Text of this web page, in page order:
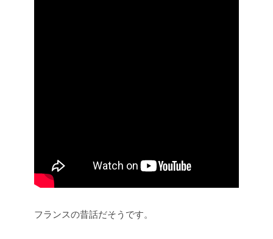
フランスの昔話だそうです。